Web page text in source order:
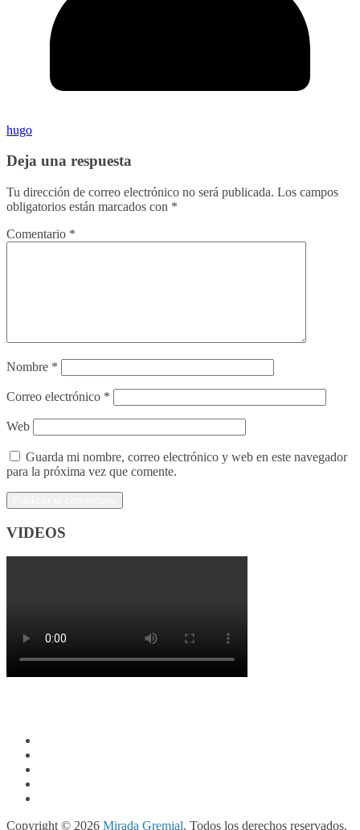
hugo
Deja una respuesta
Tu dirección de correo electrónico no será publicada. Los campos
obligatorios están marcados con *
Comentario *
Nombre *
Correo electrónico *
Web
Guarda mi nombre, correo electrónico y web en este navegador
para la próxima vez que comente.
VIDEOS
Copyright © 2026 Mirada Gremial. Todos los derechos reservados.